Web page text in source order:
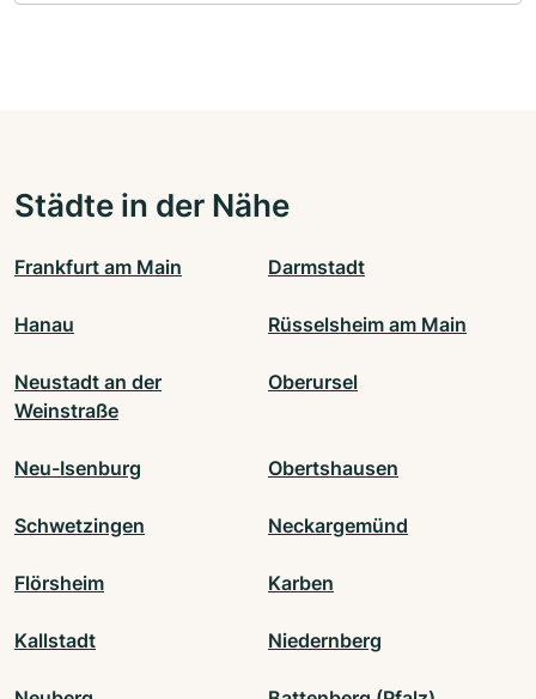
Städte in der Nähe
Frankfurt am Main Darmstadt
Hanau Rüsselsheim am Main
Neustadt an der
Weinstraße
Oberursel
Neu-Isenburg Obertshausen
Schwetzingen Neckargemünd
Flörsheim Karben
Kallstadt Niedernberg